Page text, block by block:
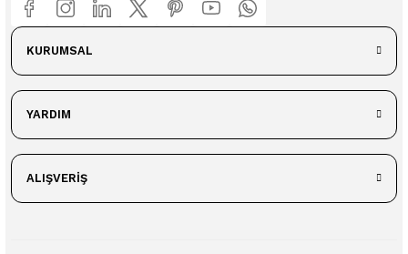
KURUMSAL
YARDIM
ALIŞVERİŞ